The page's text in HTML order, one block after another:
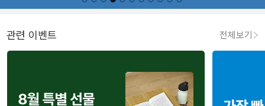
관련 이벤트 전체보기